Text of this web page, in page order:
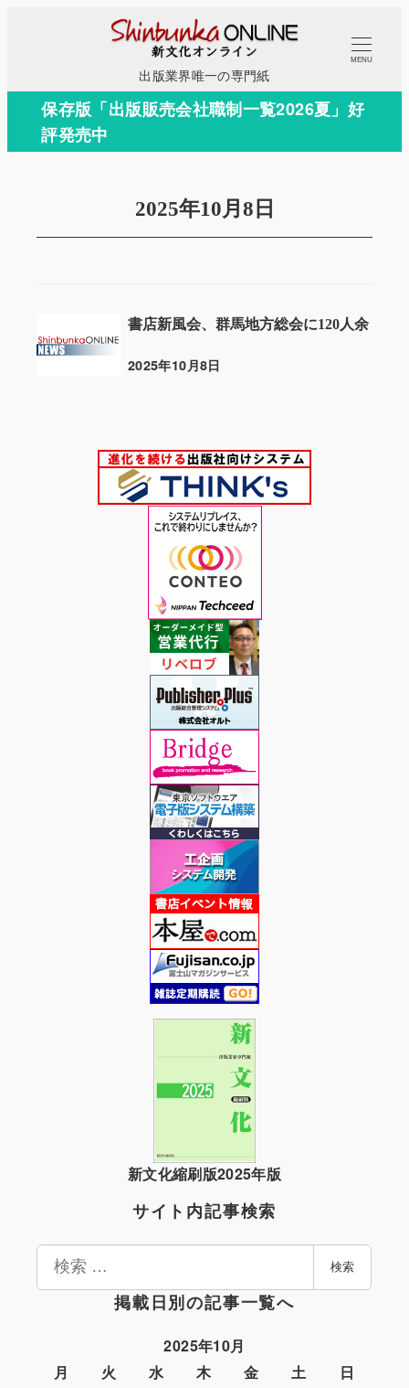
コ
テ
出版業界唯一の専門紙
MENU
保存版「出版販売会社職制一覧2026夏」好
評発売中
2025年10月8日
書店新風会、群馬地方総会に120人余
投稿日
2025年10月8日
新文化縮刷版2025年版
サイト内記事検索
検
検索
掲載日別の記事一覧へ
2025年10月
月
火 水 木 金 土
日